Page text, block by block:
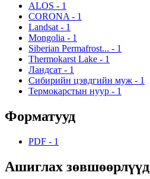
ALOS - 1
CORONA - 1
Landsat - 1
Mongolia - 1
Siberian Permafrost... - 1
Thermokarst Lake - 1
Ландсат - 1
Сибирийн цэвдгийн муж - 1
Термокарстын нуур - 1
Форматууд
PDF - 1
Ашиглах зөвшөөрлүүд